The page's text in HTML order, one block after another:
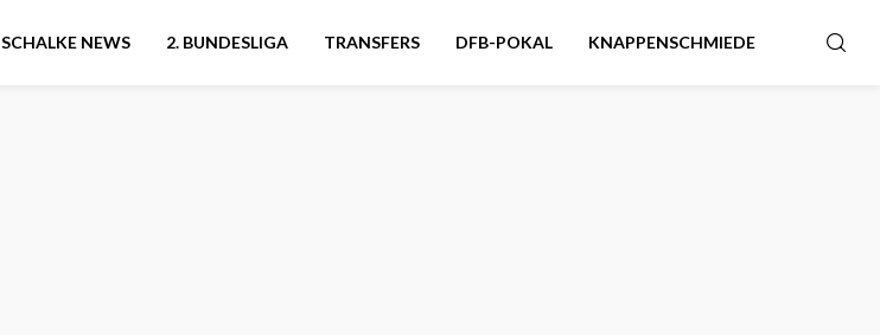
SCHALKE NEWS 2. BUNDESLIGA TRANSFERS DFB-POKAL KNAPPENSCHMIEDE